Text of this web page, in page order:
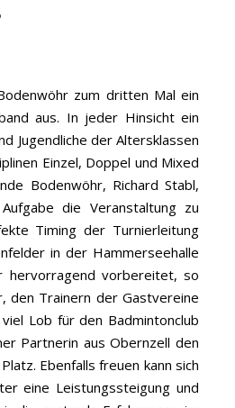
zum dritten Mal ein
aus. In jeder Hinsicht ein
Jugendliche der Altersklassen
Einzel, Doppel und Mixed
Bodenwöhr, Richard Stabl,
die Veranstaltung zu
Timing der Turnierleitung
in der Hammerseehalle
hervorragend vorbereitet, so
den Trainern der Gastvereine
Lob für den Badmintonclub
Partnerin aus Obernzell den
Ebenfalls freuen kann sich
eine Leistungssteigung und